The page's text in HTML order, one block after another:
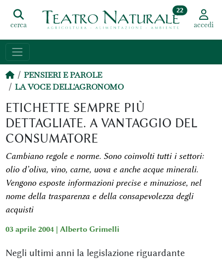
cerca
22
accedi
PENSIERI E PAROLE
LA VOCE DELL'AGRONOMO
ETICHETTE SEMPRE PIÙ
DETTAGLIATE. A VANTAGGIO DEL
CONSUMATORE
Cambiano regole e norme. Sono coinvolti tutti i settori:
olio d’oliva, vino, carne, uova e anche acque minerali.
Vengono esposte informazioni precise e minuziose, nel
nome della trasparenza e della consapevolezza degli
acquisti
03 aprile 2004 | Alberto Grimelli
Negli ultimi anni la legislazione riguardante